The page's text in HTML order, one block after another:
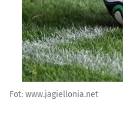
Fot: www.jagiellonia.net